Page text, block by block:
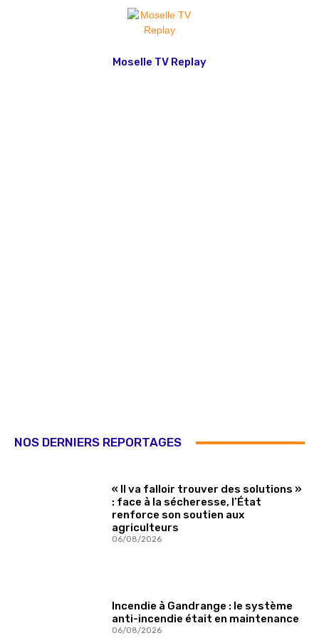
Moselle TV Replay
NOS DERNIERS REPORTAGES
« Il va falloir trouver des solutions »
: face à la sécheresse, l’État
renforce son soutien aux
agriculteurs
06/08/2026
Incendie à Gandrange : le système
anti-incendie était en maintenance
06/08/2026